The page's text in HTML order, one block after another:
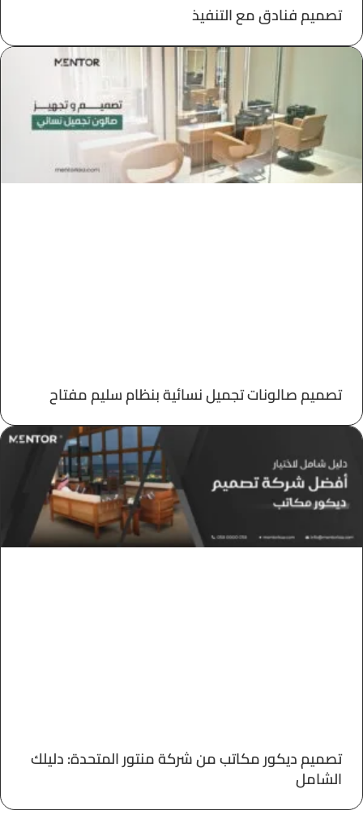
تصميم فنادق مع التنفيذ
تصميم صالونات تجميل نسائية بنظام سليم مفتاح
تصميم ديكور مكاتب من شركة منتور المتحدة: دليلك
الشامل